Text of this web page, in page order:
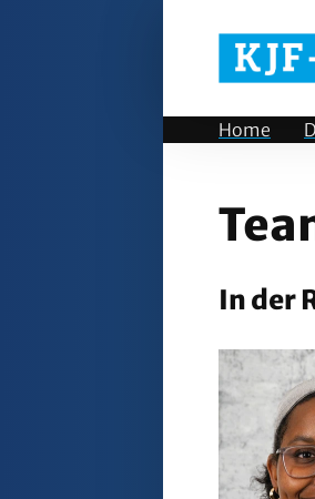
Home
In der